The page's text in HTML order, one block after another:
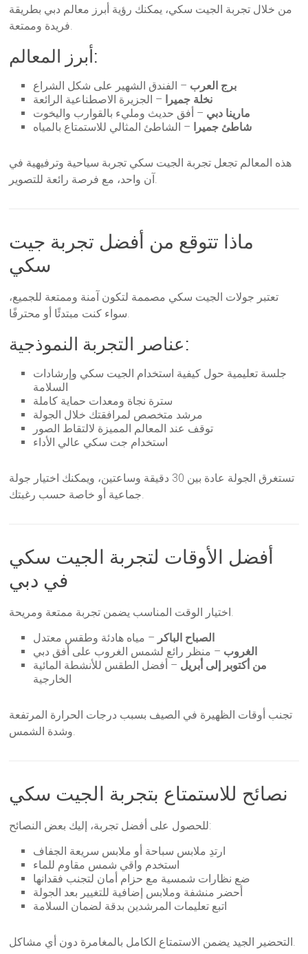
من خلال تجربة الجيت سكي، يمكنك رؤية أبرز معالم دبي بطريقة
فريدة وممتعة.
أبرز المعالم:
برج العرب – الفندق الشهير على شكل الشراع
نخلة جميرا – الجزيرة الاصطناعية الرائعة
مارينا دبي – أفق حديث ومليء بالقوارب واليخوت
شاطئ جميرا – الشاطئ المثالي للاستمتاع بالمياه
هذه المعالم تجعل تجربة الجيت سكي تجربة سياحية وترفيهية في
آن واحد، مع فرصة رائعة للتصوير.
ماذا تتوقع من أفضل تجربة جيت
سكي
تعتبر جولات الجيت سكي مصممة لتكون آمنة وممتعة للجميع،
سواء كنت مبتدئًا أو محترفًا.
عناصر التجربة النموذجية:
جلسة تعليمية حول كيفية استخدام الجيت سكي وإرشادات
السلامة
سترة نجاة ومعدات حماية كاملة
مرشد متخصص لمرافقتك خلال الجولة
توقف عند المعالم المميزة لالتقاط الصور
استخدام جت سكي عالي الأداء
تستغرق الجولة عادة بين 30 دقيقة وساعتين، ويمكنك اختيار جولة
جماعية أو خاصة حسب رغبتك.
أفضل الأوقات لتجربة الجيت سكي
في دبي
اختيار الوقت المناسب يضمن تجربة ممتعة ومريحة.
الصباح الباكر – مياه هادئة وطقس معتدل
الغروب – منظر رائع لشمس الغروب على أفق دبي
من أكتوبر إلى أبريل – أفضل الطقس للأنشطة المائية
الخارجية
تجنب أوقات الظهيرة في الصيف بسبب درجات الحرارة المرتفعة
وشدة الشمس.
نصائح للاستمتاع بتجربة الجيت سكي
للحصول على أفضل تجربة، إليك بعض النصائح:
ارتدِ ملابس سباحة أو ملابس سريعة الجفاف
استخدم واقي شمس مقاوم للماء
ضع نظارات شمسية مع حزام أمان لتجنب فقدانها
أحضر منشفة وملابس إضافية للتغيير بعد الجولة
اتبع تعليمات المرشدين بدقة لضمان السلامة
التحضير الجيد يضمن الاستمتاع الكامل بالمغامرة دون أي مشاكل.